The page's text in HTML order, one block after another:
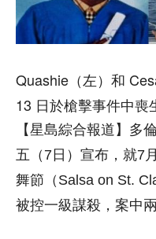
Quashie（左）和
13 日於槍擊事件中喪
【星島綜合報道】多
五（7日）宣布，就7
舞節（Salsa on St.
被控一級謀殺，案中